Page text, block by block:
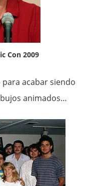
Con 2009
para acabar siendo
animados…